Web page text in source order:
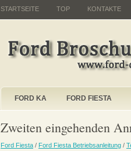
STARTSEITE TOP KONTAKTE
FORD KA FORD FIESTA
Zweiten eingehenden
Ford Fiesta / Ford Fiesta Betriebsanleitung /